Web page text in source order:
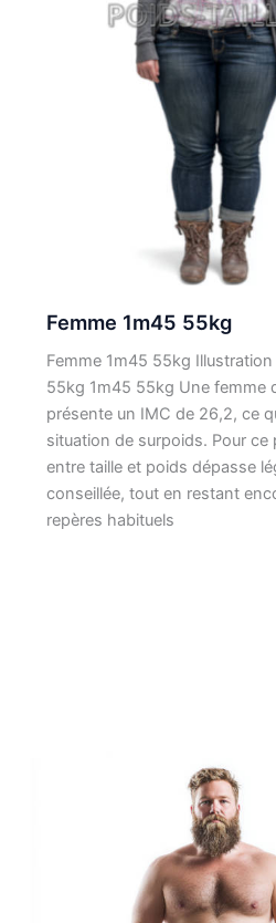
Femme 1m45 55kg
Femme 1m45 55kg Illustration
55kg 1m45 55kg Une femme
présente un IMC de 26,2, ce
situation de surpoids. Pour
entre taille et poids dépasse
conseillée, tout en restant
repères habituels